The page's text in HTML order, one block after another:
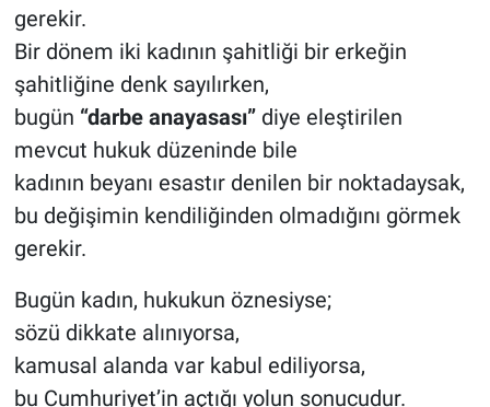
gerekir.
Bir dönem iki kadının şahitliği bir erkeğin
şahitliğine denk sayılırken,
bugün “darbe anayasası” diye eleştirilen
mevcut hukuk düzeninde bile
kadının beyanı esastır denilen bir noktadaysak,
bu değişimin kendiliğinden olmadığını görmek
gerekir.
Bugün kadın, hukukun öznesiyse;
sözü dikkate alınıyorsa,
kamusal alanda var kabul ediliyorsa,
bu Cumhuriyet’in açtığı yolun sonucudur.